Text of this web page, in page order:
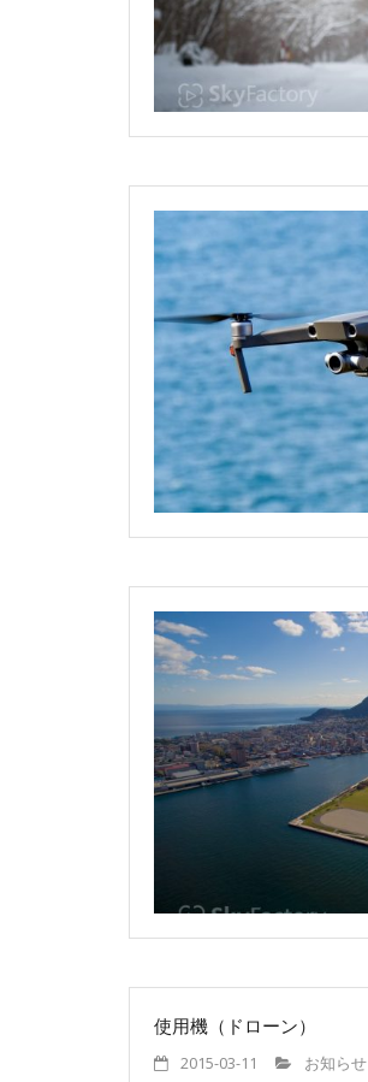
使用機（ドローン）
2015-03-11 お知らせ